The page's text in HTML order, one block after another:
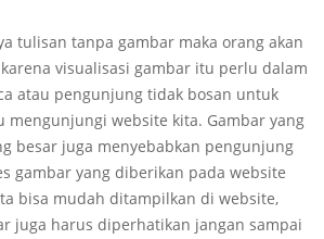
tulisan tanpa gambar maka orang akan
visualisasi gambar itu perlu dalam
atau pengunjung tidak bosan untuk
mengunjungi website kita. Gambar yang
besar juga menyebabkan pengunjung
gambar yang diberikan pada website
bisa mudah ditampilkan di website,
juga harus diperhatikan jangan sampai